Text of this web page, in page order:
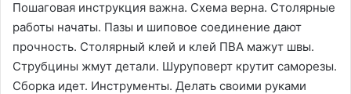
Пошаговая инструкция важна. Схема верна. Столярные
работы начаты. Пазы и шиповое соединение дают
прочность. Столярный клей и клей ПВА мажут швы.
Струбцины жмут детали. Шуруповерт крутит саморезы.
Сборка идет. Инструменты. Делать своими руками